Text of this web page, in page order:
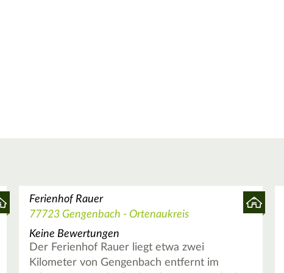
Ferienhof Rauer
77723 Gengenbach - Ortenaukreis
Keine Bewertungen
Der Ferienhof Rauer liegt etwa zwei
Kilometer von Gengenbach entfernt im